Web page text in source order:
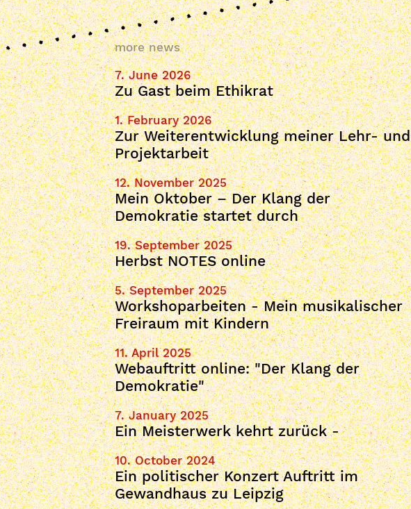
more news
7. June 2026
Zu Gast beim Ethikrat
1. February 2026
Zur Weiterentwicklung meiner Lehr- und
Projektarbeit
12. November 2025
Mein Oktober – Der Klang der
Demokratie startet durch
19. September 2025
Herbst NOTES online
5. September 2025
Workshoparbeiten - Mein musikalischer
Freiraum mit Kindern
11. April 2025
Webauftritt online: "Der Klang der
Demokratie"
7. January 2025
Ein Meisterwerk kehrt zurück -
10. October 2024
Ein politischer Konzert Auftritt im
Gewandhaus zu Leipzig